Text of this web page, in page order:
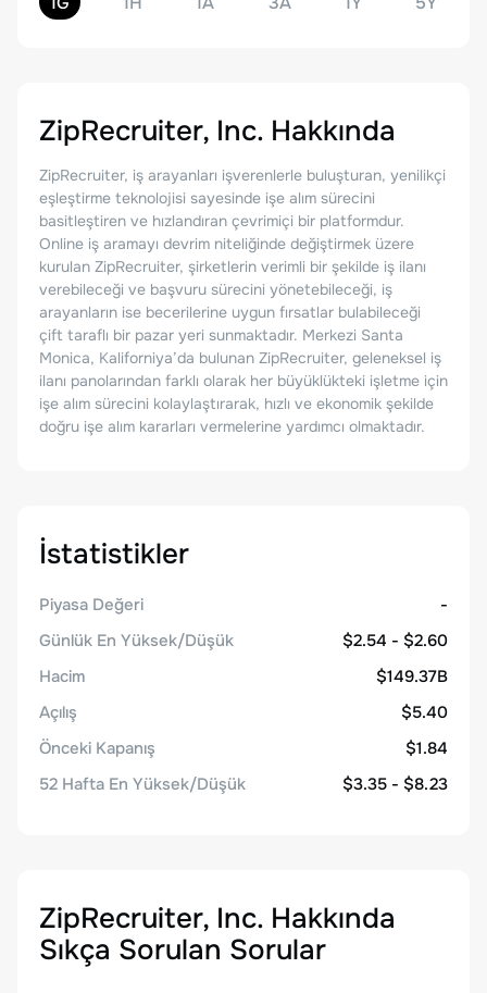
ZipRecruiter, Inc. Hakkında
ZipRecruiter, iş arayanları işverenlerle buluşturan, yenilikçi
eşleştirme teknolojisi sayesinde işe alım sürecini
basitleştiren ve hızlandıran çevrimiçi bir platformdur.
Online iş aramayı devrim niteliğinde değiştirmek üzere
kurulan ZipRecruiter, şirketlerin verimli bir şekilde iş ilanı
verebileceği ve başvuru sürecini yönetebileceği, iş
arayanların ise becerilerine uygun fırsatlar bulabileceği
çift taraflı bir pazar yeri sunmaktadır. Merkezi Santa
Monica, Kaliforniya’da bulunan ZipRecruiter, geleneksel iş
ilanı panolarından farklı olarak her büyüklükteki işletme için
işe alım sürecini kolaylaştırarak, hızlı ve ekonomik şekilde
doğru işe alım kararları vermelerine yardımcı olmaktadır.
İstatistikler
Piyasa Değeri
-
Günlük En Yüksek/Düşük
$2.54 - $2.60
Hacim
$149.37B
Açılış
$5.40
Önceki Kapanış
$1.84
52 Hafta En Yüksek/Düşük
$3.35 - $8.23
ZipRecruiter, Inc. Hakkında
Sıkça Sorulan Sorular